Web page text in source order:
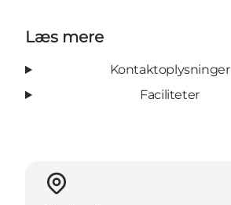
Læs mere
Kontaktoplysninger
Faciliteter